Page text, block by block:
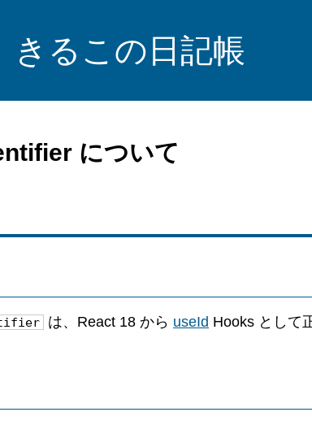
きるこの日記帳
について
は、React 18 から useId Hooks として